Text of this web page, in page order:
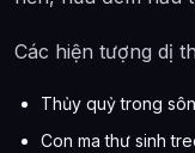
Các hiện tượng dị
Thủy quỷ trong
Con ma thư sinh